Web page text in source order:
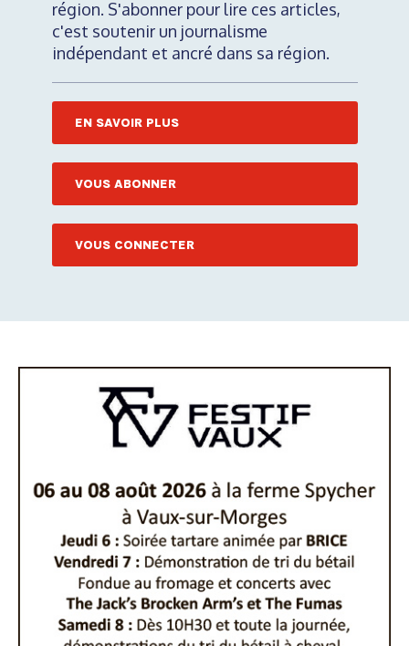
région. S'abonner pour lire ces articles,
c'est soutenir un journalisme
indépendant et ancré dans sa région.
EN SAVOIR PLUS
VOUS ABONNER
VOUS CONNECTER